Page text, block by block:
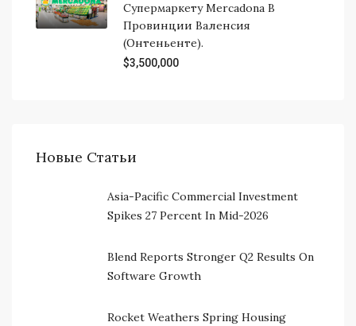
Супермаркету Mercadona В
Провинции Валенсия
(Онтеньенте).
$3,500,000
Новые Статьи
Asia-Pacific Commercial Investment
Spikes 27 Percent In Mid-2026
Blend Reports Stronger Q2 Results On
Software Growth
Rocket Weathers Spring Housing